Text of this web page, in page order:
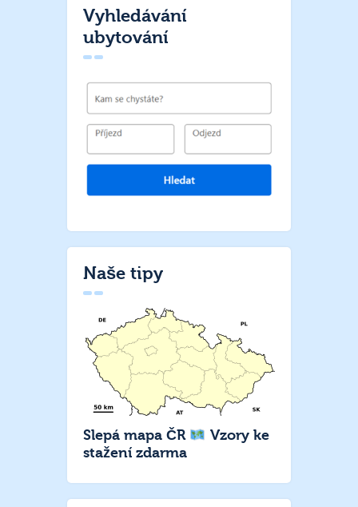
Vyhledávání
ubytování
Naše tipy
Slepá mapa ČR
Vzory ke
stažení zdarma